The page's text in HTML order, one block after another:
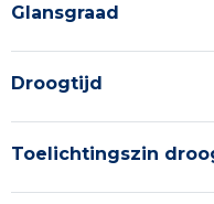
Glansgraad
Droogtijd
Toelichtingszin